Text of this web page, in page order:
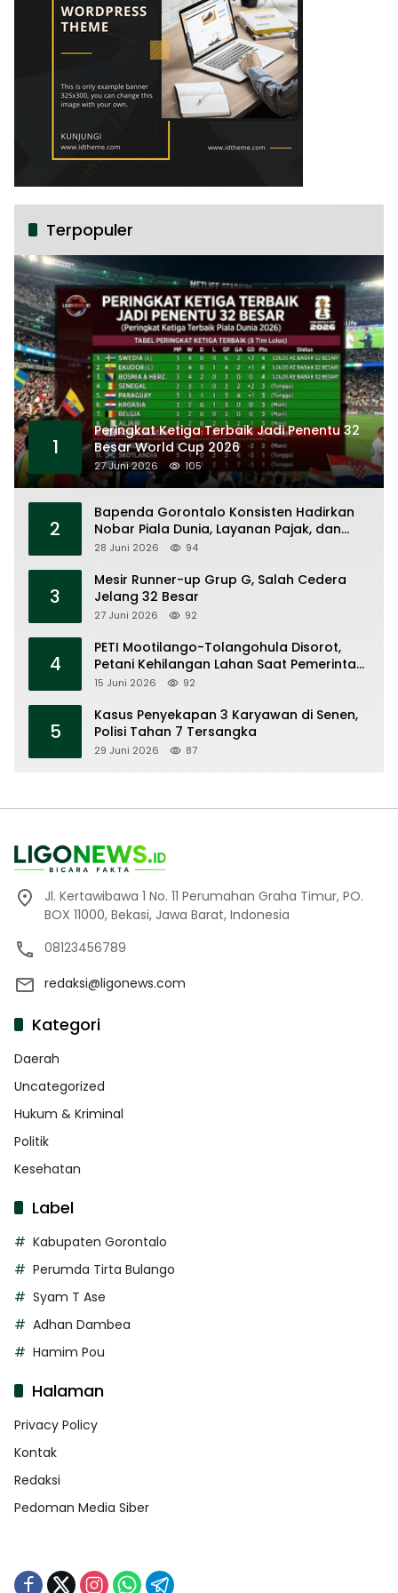
Terpopuler
1
Peringkat Ketiga Terbaik Jadi Penentu 32
Besar World Cup 2026
27 Juni 2026 105
2
Bapenda Gorontalo Konsisten Hadirkan
Nobar Piala Dunia, Layanan Pajak, dan
Ruang UMKM
28 Juni 2026 94
3
Mesir Runner-up Grup G, Salah Cedera
Jelang 32 Besar
27 Juni 2026 92
4
PETI Mootilango-Tolangohula Disorot,
Petani Kehilangan Lahan Saat Pemerintah
Fokus Panggung Seremonial
15 Juni 2026 92
5
Kasus Penyekapan 3 Karyawan di Senen,
Polisi Tahan 7 Tersangka
29 Juni 2026 87
Jl. Kertawibawa 1 No. 11 Perumahan Graha Timur, PO.
BOX 11000, Bekasi, Jawa Barat, Indonesia
08123456789
redaksi@ligonews.com
Kategori
Daerah
Uncategorized
Hukum & Kriminal
Politik
Kesehatan
Label
Kabupaten Gorontalo
Perumda Tirta Bulango
Syam T Ase
Adhan Dambea
Hamim Pou
Halaman
Privacy Policy
Kontak
Redaksi
Pedoman Media Siber